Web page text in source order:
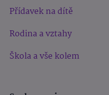
Přídavek na dítě
Rodina a vztahy
Škola a vše kolem